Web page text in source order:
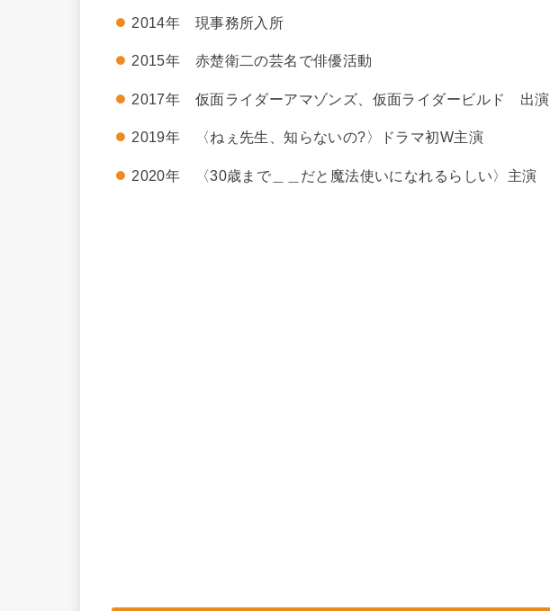
2014年 現事務所入所
2015年 赤楚衛二の芸名で俳優活動
2017年 仮面ライダーアマゾンズ、仮面ライダービルド 出演
2019年 〈ねぇ先生、知らないの?〉ドラマ初W主演
2020年 〈30歳まで＿＿だと魔法使いになれるらしい〉主演